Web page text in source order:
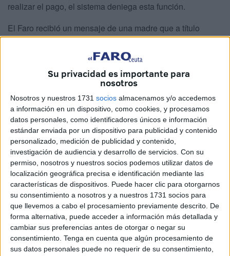
Su privacidad es importante para
nosotros
Nosotros y nuestros 1731 socios almacenamos y/o accedemos
a información en un dispositivo, como cookies, y procesamos
datos personales, como identificadores únicos e información
estándar enviada por un dispositivo para publicidad y contenido
personalizado, medición de publicidad y contenido,
investigación de audiencia y desarrollo de servicios. Con su
permiso, nosotros y nuestros socios podemos utilizar datos de
localización geográfica precisa e identificación mediante las
características de dispositivos. Puede hacer clic para otorgarnos
su consentimiento a nosotros y a nuestros 1731 socios para
que llevemos a cabo el procesamiento previamente descrito. De
forma alternativa, puede acceder a información más detallada y
cambiar sus preferencias antes de otorgar o negar su
consentimiento. Tenga en cuenta que algún procesamiento de
sus datos personales puede no requerir de su consentimiento,
realizar el pago, el sistema deniega esta función.
El Faro recibió un mensaje de una madre que a título
informativose quejaba sobre el estado de esta opción
que afecta al uso y disfrutede un bono joven cultural
utilizado por muchos jóvenes en la ciudad.
Quienes hacen uso de este exigen una rápida intervención
de sus responsables para poderretomar este servicio
con normalidad.
Sin respuestas sobre una solución
Según pudo saber este periódico por los propios
trabajadores de Cinemas Marina 7,este fallo del sistema
lleva afectando a sus usuarios desde hace más de dos
semanas. En teoría, esta disfunción ha sido notificada,
pero hasta el momento no se tienen respuestas sobre una
posible solución.